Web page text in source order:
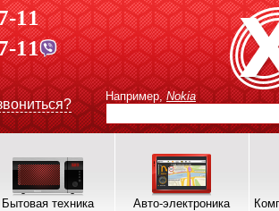
11
11
Например, Nokia
Бытовая техника Авто-электроника